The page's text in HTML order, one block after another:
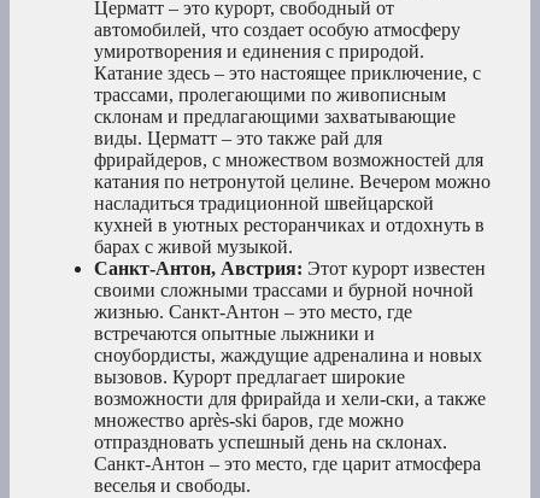
Церматт – это курорт, свободный от
автомобилей, что создает особую атмосферу
умиротворения и единения с природой.
Катание здесь – это настоящее приключение, с
трассами, пролегающими по живописным
склонам и предлагающими захватывающие
виды. Церматт – это также рай для
фрирайдеров, с множеством возможностей для
катания по нетронутой целине. Вечером можно
насладиться традиционной швейцарской
кухней в уютных ресторанчиках и отдохнуть в
барах с живой музыкой.
Санкт-Антон, Австрия: Этот курорт известен
своими сложными трассами и бурной ночной
жизнью. Санкт-Антон – это место, где
встречаются опытные лыжники и
сноубордисты, жаждущие адреналина и новых
вызовов. Курорт предлагает широкие
возможности для фрирайда и хели-ски, а также
множество après-ski баров, где можно
отпраздновать успешный день на склонах.
Санкт-Антон – это место, где царит атмосфера
веселья и свободы.